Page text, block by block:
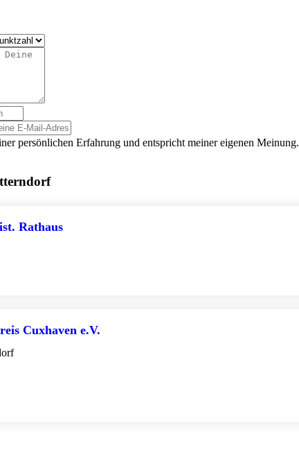
persönlichen Erfahrung und entspricht meiner eigenen Meinung.
Rathaus
Cuxhaven e.V.